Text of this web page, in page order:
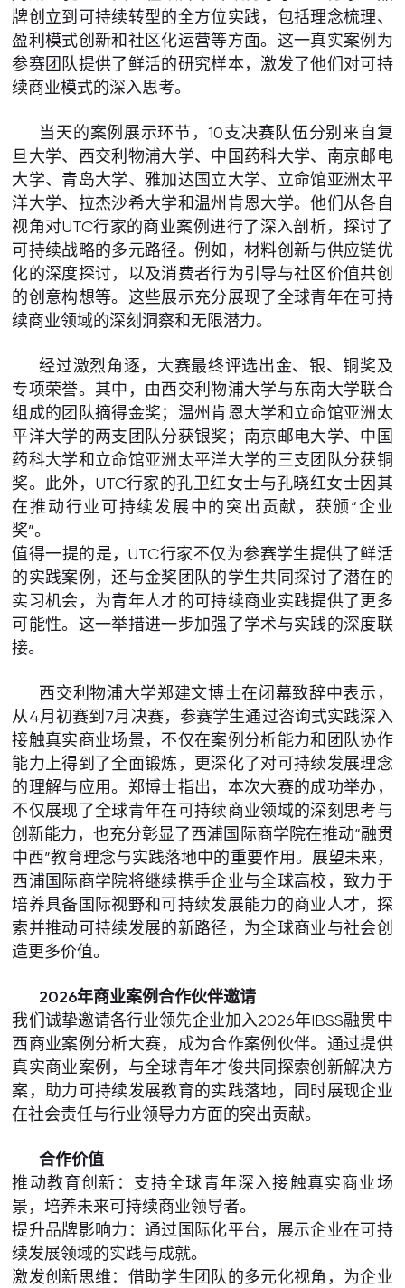
牌创立到可持续转型的全方位实践，包括理念梳理、
盈利模式创新和社区化运营等方面。这一真实案例为
参赛团队提供了鲜活的研究样本，激发了他们对可持
续商业模式的深入思考。
当天的案例展示环节，10支决赛队伍分别来自复
旦大学、西交利物浦大学、中国药科大学、南京邮电
大学、青岛大学、雅加达国立大学、立命馆亚洲太平
洋大学、拉杰沙希大学和温州肯恩大学。他们从各自
视角对UTC行家的商业案例进行了深入剖析，探讨了
可持续战略的多元路径。例如，材料创新与供应链优
化的深度探讨，以及消费者行为引导与社区价值共创
的创意构想等。这些展示充分展现了全球青年在可持
续商业领域的深刻洞察和无限潜力。
经过激烈角逐，大赛最终评选出金、银、铜奖及
专项荣誉。其中，由西交利物浦大学与东南大学联合
组成的团队摘得金奖；温州肯恩大学和立命馆亚洲太
平洋大学的两支团队分获银奖；南京邮电大学、中国
药科大学和立命馆亚洲太平洋大学的三支团队分获铜
奖。此外，UTC行家的孔卫红女士与孔晓红女士因其
在推动行业可持续发展中的突出贡献，获颁“企业
奖”。
值得一提的是，UTC行家不仅为参赛学生提供了鲜活
的实践案例，还与金奖团队的学生共同探讨了潜在的
实习机会，为青年人才的可持续商业实践提供了更多
可能性。这一举措进一步加强了学术与实践的深度联
接。
西交利物浦大学郑建文博士在闭幕致辞中表示，
从4月初赛到7月决赛，参赛学生通过咨询式实践深入
接触真实商业场景，不仅在案例分析能力和团队协作
能力上得到了全面锻炼，更深化了对可持续发展理念
的理解与应用。郑博士指出，本次大赛的成功举办，
不仅展现了全球青年在可持续商业领域的深刻思考与
创新能力，也充分彰显了西浦国际商学院在推动“融贯
中西”教育理念与实践落地中的重要作用。展望未来，
西浦国际商学院将继续携手企业与全球高校，致力于
培养具备国际视野和可持续发展能力的商业人才，探
索并推动可持续发展的新路径，为全球商业与社会创
造更多价值。
2026年商业案例合作伙伴邀请
我们诚挚邀请各行业领先企业加入2026年IBSS融贯中
西商业案例分析大赛，成为合作案例伙伴。通过提供
真实商业案例，与全球青年才俊共同探索创新解决方
案，助力可持续发展教育的实践落地，同时展现企业
在社会责任与行业领导力方面的突出贡献。
合作价值
推动教育创新：支持全球青年深入接触真实商业场
景，培养未来可持续商业领导者。
提升品牌影响力：通过国际化平台，展示企业在可持
续发展领域的实践与成就。
激发创新思维：借助学生团队的多元化视角，为企业